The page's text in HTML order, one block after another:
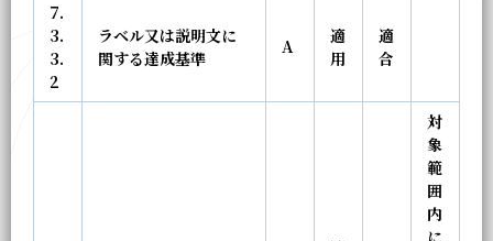
7.
3.
3.
2
ラベル又は説明文に
関する達成基準
A
適
用
適
合
対
象
範
囲
内